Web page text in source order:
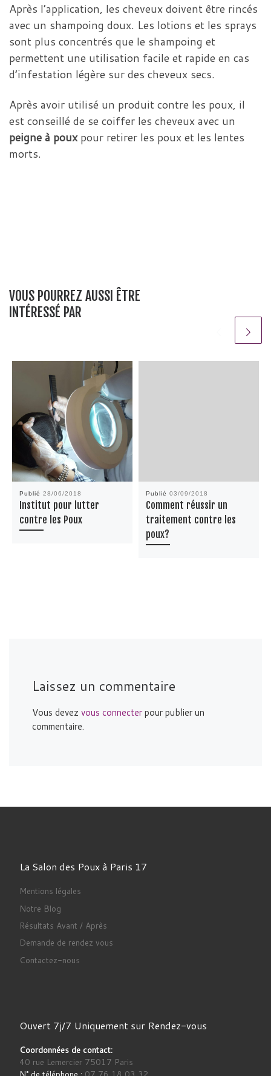
Après l’application, les cheveux doivent être rincés
avec un shampoing doux. Les lotions et les sprays
sont plus concentrés que le shampoing et
permettent une utilisation facile et rapide en cas
d’infestation légère sur des cheveux secs.
Après avoir utilisé un produit contre les poux, il
est conseillé de se coiffer les cheveux avec un
peigne à pouxpour retirer les poux et les lentes
morts.
VOUS POURREZ AUSSI ÊTRE
INTÉRESSÉ PAR
Publié 28/06/2018
Institut pour lutter
contre les Poux
Publié 03/09/2018
Comment réussir un
traitement contre les
poux?
Laissez un commentaire
Vous devez vous connecterpour publier un
commentaire.
La Salon des Poux à Paris 17
Mentions légales
Notre Blog
Résultats Avant / Après
Demande de rendez vous
Contactez-nous
Ouvert 7j/7 Uniquement sur Rendez-vous
Coordonnées de contact:
40 rue Lemercier 75017 Paris